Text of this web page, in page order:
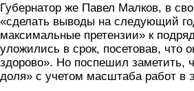
Губернатор же Павел Малков, в
«сделать выводы на следующий
максимальные претензии» к
уложились в срок, посетовав, что
здорово». Но поспешил заметить,
доля» с учетом масштаба работ в